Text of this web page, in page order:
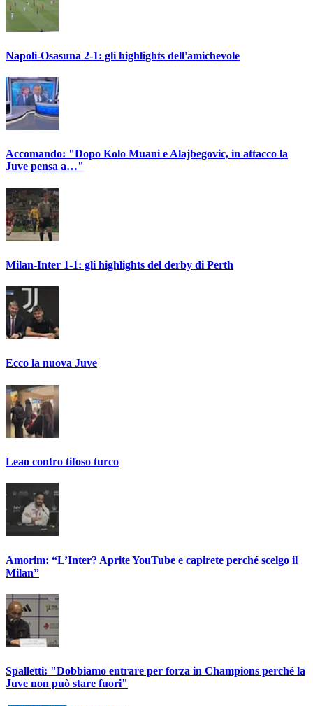
Napoli-Osasuna 2-1: gli highlights dell'amichevole
Accomando: "Dopo Kolo Muani e Alajbegovic, in attacco la
Juve pensa a…"
Milan-Inter 1-1: gli highlights del derby di Perth
Ecco la nuova Juve
Leao contro tifoso turco
Amorim: “L’Inter? Aprite YouTube e capirete perché scelgo il
Milan”
Spalletti: "Dobbiamo entrare per forza in Champions perché la
Juve non può stare fuori"